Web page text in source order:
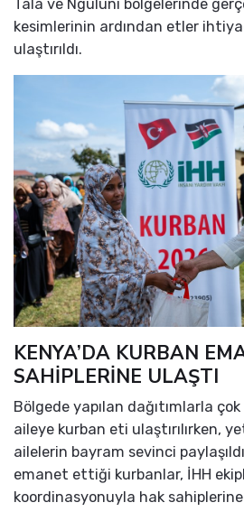
Tala ve Nguluni bölgelerinde
kesimlerinin ardından etler
ulaştırıldı.
KENYA’DA KURBAN
SAHİPLERİNE ULAŞTI
Bölgede yapılan dağıtımlarla
aileye kurban eti ulaştırılırken,
ailelerin bayram sevinci
emanet ettiği kurbanlar, İHH
koordinasyonuyla hak